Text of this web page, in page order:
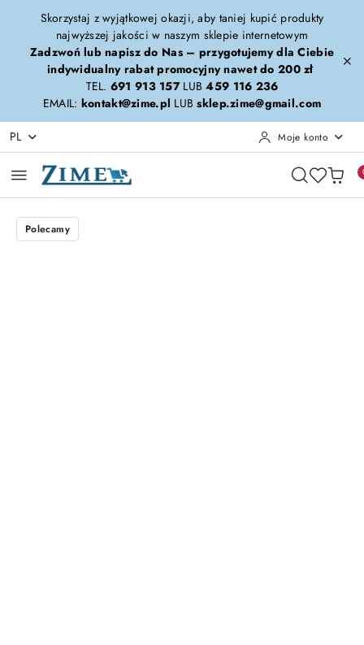
Przejdź do treści głównej
Przejdź do wyszukiwarki
Przejdź do moje konto
Przejdź do menu głównego
Przejdź do opisu produktu
Przejdź do stopki
Skorzystaj z wyjątkowej okazji, aby taniej kupić produkty
najwyższej jakości w naszym sklepie internetowym
Zadzwoń lub napisz do Nas – przygotujemy dla Ciebie
indywidualny rabat promocyjny nawet do 200 zł
TEL. 691 913 157LUB459 116 236
EMAIL: kontakt@zime.pl LUBsklep.zime@gmail.com
PL Moje konto
Polecamy